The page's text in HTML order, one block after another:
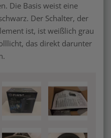
Die Basis weist eine
Der Schalter, der
ist, ist weißlich grau
das direkt darunter